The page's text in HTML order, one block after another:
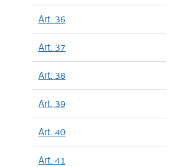
Art. 36
Art. 37
Art. 38
Art. 39
Art. 40
Art. 41